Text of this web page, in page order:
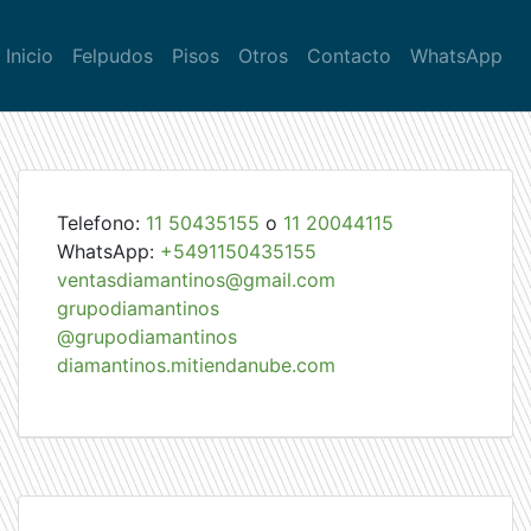
Inicio Felpudos Pisos Otros Contacto WhatsApp
Telefono: 11 50435155 o 11 20044115
WhatsApp: +5491150435155
ventasdiamantinos@gmail.com
grupodiamantinos
@grupodiamantinos
diamantinos.mitiendanube.com